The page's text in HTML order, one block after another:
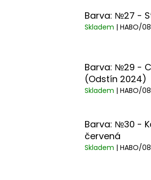
Barva: №27 -
Skladem | HABO/
Barva: №29 -
(Odstín 2024)
Skladem | HABO/
Barva: №30 -
červená
Skladem | HABO/